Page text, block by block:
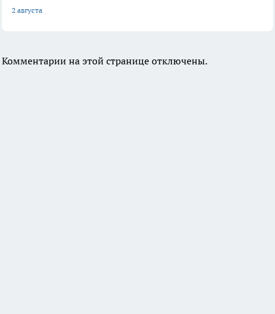
2 августа
Комментарии на этой странице отключены.